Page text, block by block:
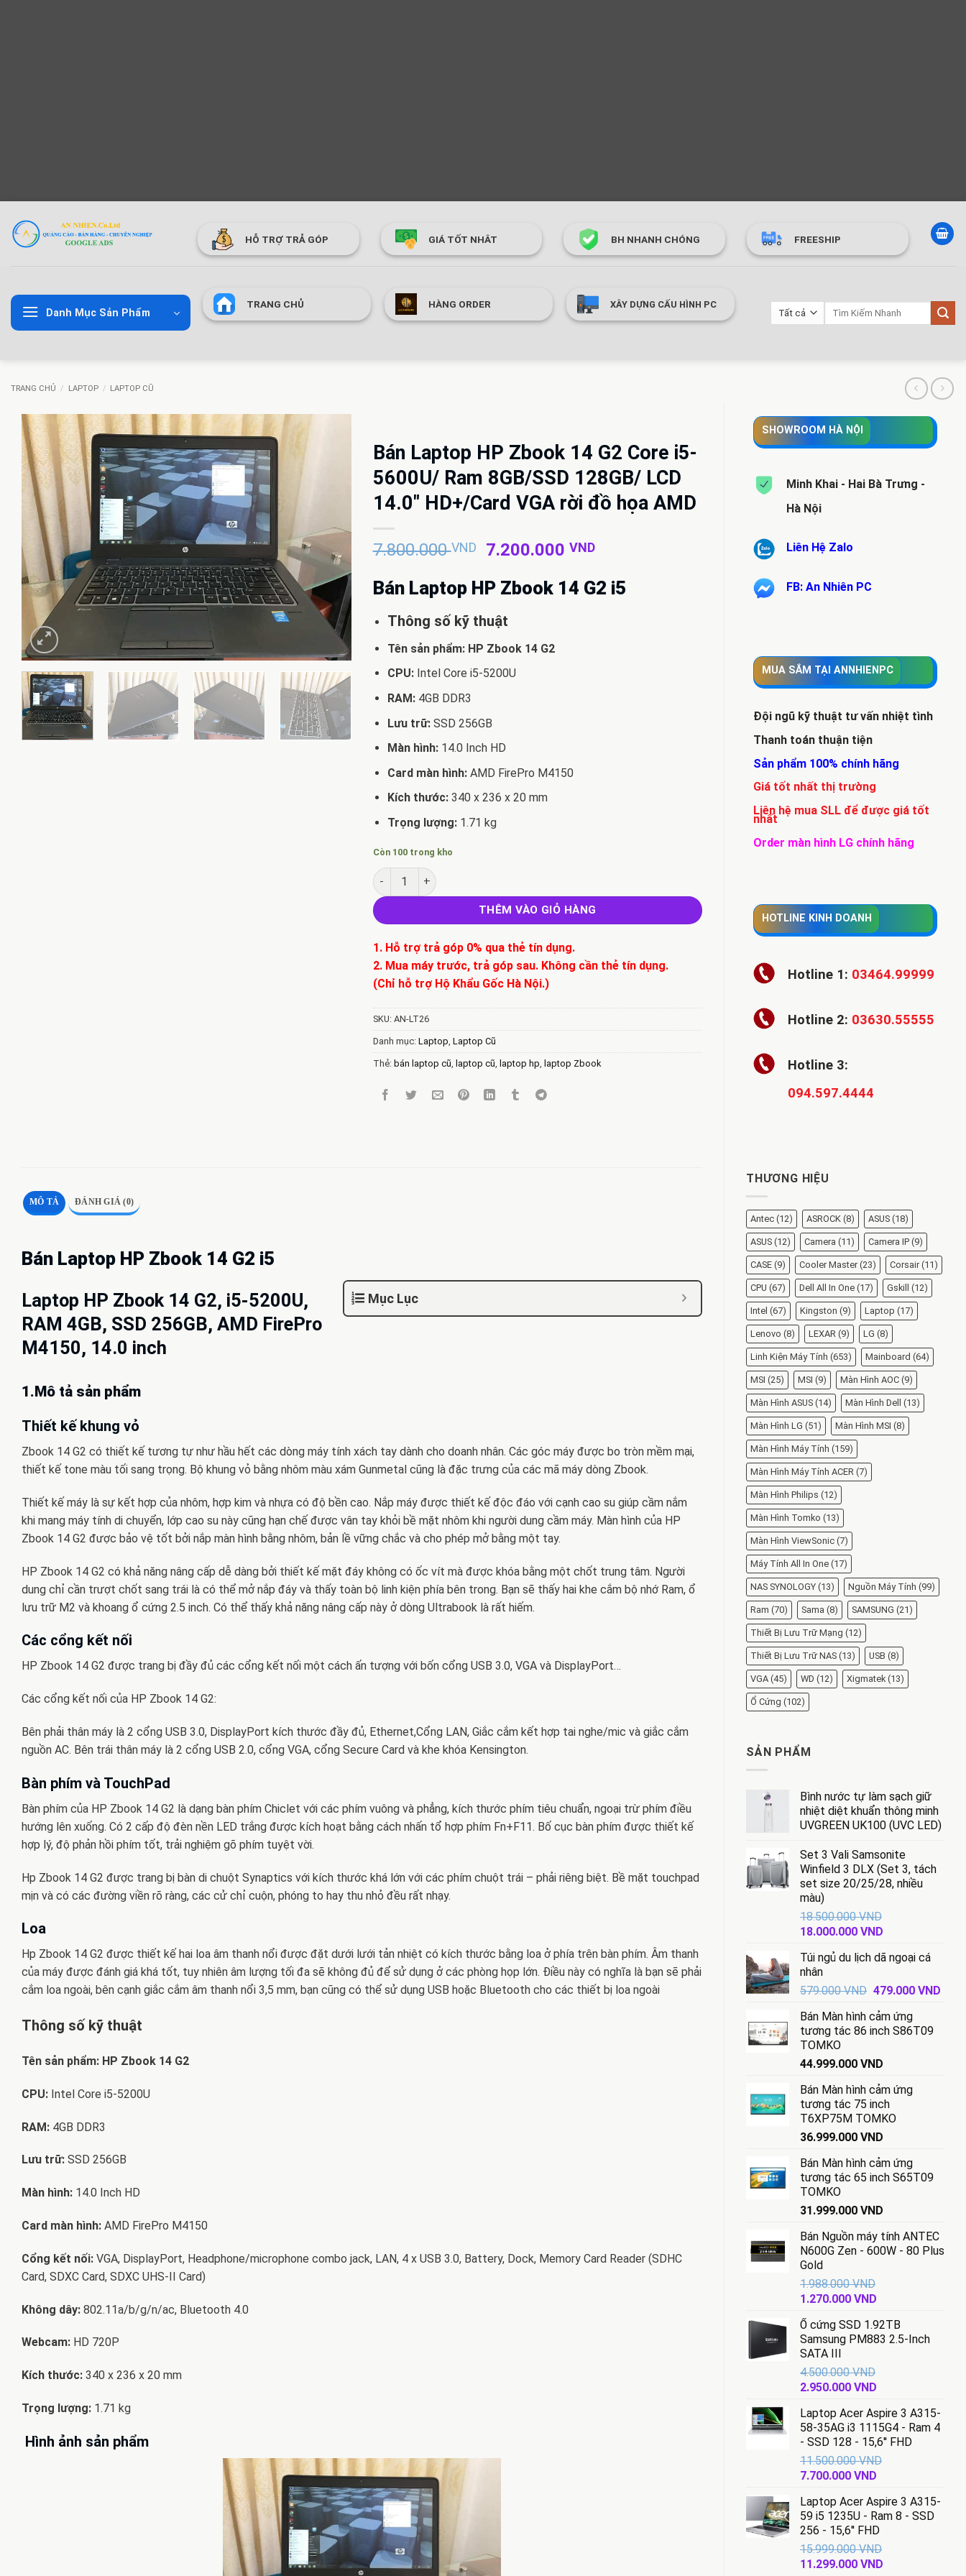
qua
HỖ TRỢ TRẢ GÓP GIÁ TỐT NHÂT BH NHANH CHÓNG FREESHIP
Danh Mục Sản Phẩm
TRANG CHỦ HÀNG ORDER XÂY DỰNG CẤU HÌNH PC
TRANG CHỦ / LAPTOP / LAPTOP CŨ
SHOWROOM HÀ NỘI
Minh Khai - Hai Bà Trưng -
Hà Nội
Liên Hệ Zalo
FB: An Nhiên PC
MUA SẮM TẠI ANNHIENPC
Đội ngũ kỹ thuật tư vấn nhiệt tình
Thanh toán thuận tiện
Sản phẩm 100% chính hãng
Giá tốt nhất thị trường
Liên hệ mua SLL để được giá tốt
nhất
Order màn hình LG chính hãng
HOTLINE KINH DOANH
Hotline 1: 03464.99999
Hotline 2: 03630.55555
Hotline 3:
094.597.4444
THƯƠNG HIỆU
Antec (12) ASROCK (8) ASUS (18)
ASUS (12) Camera (11) Camera IP (9)
CASE (9) Cooler Master (23) Corsair (11)
CPU (67) Dell All In One (17) Gskill (12)
Intel (67) Kingston (9) Laptop (17)
Lenovo (8) LEXAR (9) LG (8)
Linh Kiện Máy Tính (653) Mainboard (64)
MSI (25) MSI (9) Màn Hình AOC (9)
Màn Hình ASUS (14) Màn Hình Dell (13)
Màn Hình LG (51) Màn Hình MSI (8)
Màn Hình Máy Tính (159)
Màn Hình Máy Tính ACER (7)
Màn Hình Philips (12)
Màn Hình Tomko (13)
Màn Hình ViewSonic (7)
Máy Tính All In One (17)
NAS SYNOLOGY (13) Nguồn Máy Tính (99)
Ram (70) Sama (8) SAMSUNG (21)
Thiết Bị Lưu Trữ Mạng (12)
Thiết Bị Lưu Trữ NAS (13) USB (8)
VGA (45) WD (12) Xigmatek (13)
Ổ Cứng (102)
SẢN PHẨM
Bình nước tự làm sạch giữ
nhiệt diệt khuẩn thông minh
UVGREEN UK100 (UVC LED)
Set 3 Vali Samsonite
Winfield 3 DLX (Set 3, tách
set size 20/25/28, nhiều
màu)
18.500.000VND
Giá
là:
18.500.000 VND.
18.000.000 VND
tại
18.000.000 VND.
Túi ngủ du lịch dã ngoại cá
nhân
579.000VND Giá
là:
579.000 VND.
479.000 VNDGiá
Bán Màn hình cảm ứng
tương tác 86 inch S86T09
TOMKO
44.999.000 VND
Bán Màn hình cảm ứng
tương tác 75 inch
T6XP75M TOMKO
36.999.000 VND
Bán Màn hình cảm ứng
tương tác 65 inch S65T09
TOMKO
31.999.000 VND
Bán Nguồn máy tính ANTEC
N600G Zen - 600W - 80 Plus
Gold
1.988.000VND
Giá
là:
1.988.000 VND.
1.270.000 VND
tại
là:
Ổ cứng SSD 1.92TB
Samsung PM883 2.5-Inch
SATA III
4.500.000VND
Giá
là:
4.500.000 VND.
2.950.000 VND
tại
là:
2.950.000 VND.
Laptop Acer Aspire 3 A315-
58-35AG i3 1115G4 - Ram 4
- SSD 128 - 15,6'' FHD
11.500.000VND
Giá
là:
11.500.000 VND.
7.700.000 VND
tại
là:
7.700.000 VND.
Laptop Acer Aspire 3 A315-
59 i5 1235U - Ram 8 - SSD
256 - 15,6'' FHD
15.999.000VND
Giá
11.299.000 VND
Bán Laptop HP Zbook 14 G2 Core i5-
5600U/ Ram 8GB/SSD 128GB/ LCD
14.0″ HD+/Card VGA rời đồ họa AMD
7.800.000VND
Giá
là:
7.800.000 VND.
7.200.000 VNDGiá
tại
là:
Bán Laptop HP Zbook 14 G2 i5
Thông số kỹ thuật
Tên sản phẩm: HP Zbook 14 G2
CPU: Intel Core i5-5200U
RAM: 4GB DDR3
Lưu trữ: SSD 256GB
Màn hình: 14.0 Inch HD
Card màn hình: AMD FirePro M4150
Kích thước: 340 x 236 x 20 mm
Trọng lượng: 1.71 kg
Còn 100 trong kho
Bán Laptop HP Zbook 14 G2 Core i5-5600U/ Ram 8GB/SSD 128GB/ LCD 14.0″ HD+/Card VGA rời đồ họa AMD số lượng
THÊM VÀO GIỎ HÀNG
1. Hỗ trợ trả góp 0% qua thẻ tín dụng.
2. Mua máy trước, trả góp sau. Không cần thẻ tín dụng.
(Chỉ hỗ trợ Hộ Khẩu Gốc Hà Nội.)
SKU: AN-LT26
Danh mục: Laptop, Laptop Cũ
Thẻ: bán laptop cũ, laptop cũ, laptop hp, laptop Zbook
MÔ TẢ ĐÁNH GIÁ (0)
Bán Laptop HP Zbook 14 G2 i5
Mục Lục
Laptop HP Zbook 14 G2, i5-5200U,
RAM 4GB, SSD 256GB, AMD FirePro
M4150, 14.0 inch
1.Mô tả sản phẩm
Thiết kế khung vỏ
Zbook 14 G2 có thiết kế tương tự như hầu hết các dòng máy tính xách tay dành cho doanh nhân. Các góc máy được bo tròn mềm mại,
thiết kế tone màu tối sang trọng. Bộ khung vỏ bằng nhôm màu xám Gunmetal cũng là đặc trưng của các mã máy dòng Zbook.
Thiết kế máy là sự kết hợp của nhôm, hợp kim và nhựa có độ bền cao. Nắp máy được thiết kế độc đáo với cạnh cao su giúp cầm nắm
khi mang máy tính di chuyển, lớp cao su này cũng hạn chế được vân tay khỏi bề mặt nhôm khi người dung cầm máy. Màn hình của HP
Zbook 14 G2 được bảo vệ tốt bởi nắp màn hình bằng nhôm, bản lề vững chắc và cho phép mở bằng một tay.
HP Zbook 14 G2 có khả năng nâng cấp dễ dàng bởi thiết kế mặt đáy không có ốc vít mà được khóa bằng một chốt trung tâm. Người
dung chỉ cần trượt chốt sang trái là có thể mở nắp đáy và thấy toàn bộ linh kiện phía bên trong. Bạn sẽ thấy hai khe cắm bộ nhớ Ram, ổ
lưu trữ M2 và khoang ổ cứng 2.5 inch. Có thể thấy khả năng nâng cấp này ở dòng Ultrabook là rất hiếm.
Các cổng kết nối
HP Zbook 14 G2 được trang bị đầy đủ các cổng kết nối một cách ấn tượng với bốn cổng USB 3.0, VGA và DisplayPort…
Các cổng kết nối của HP Zbook 14 G2:
Bên phải thân máy là 2 cổng USB 3.0, DisplayPort kích thước đầy đủ, Ethernet,Cổng LAN, Giắc cắm kết hợp tai nghe/mic và giắc cắm
nguồn AC. Bên trái thân máy là 2 cổng USB 2.0, cổng VGA, cổng Secure Card và khe khóa Kensington.
Bàn phím và TouchPad
Bàn phím của HP Zbook 14 G2 là dạng bàn phím Chiclet với các phím vuông và phẳng, kích thước phím tiêu chuẩn, ngoại trừ phím điều
hướng lên xuống. Có 2 cấp độ đèn nền LED trắng được kích hoạt bằng cách nhấn tổ hợp phím Fn+F11. Bố cục bàn phím được thiết kế
hợp lý, độ phản hồi phím tốt, trải nghiệm gõ phím tuyệt vời.
Hp Zbook 14 G2 được trang bị bàn di chuột Synaptics với kích thước khá lớn với các phím chuột trái – phải riêng biệt. Bề mặt touchpad
mịn và có các đường viền rõ ràng, các cử chỉ cuộn, phóng to hay thu nhỏ đều rất nhạy.
Loa
Hp Zbook 14 G2 được thiết kế hai loa âm thanh nổi được đặt dưới lưới tản nhiệt có kích thước bằng loa ở phía trên bàn phím. Âm thanh
của máy được đánh giá khá tốt, tuy nhiên âm lượng tối đa sẽ không đủ để sử dụng ở các phòng họp lớn. Điều này có nghĩa là bạn sẽ phải
cắm loa ngoài, bên cạnh giắc cắm âm thanh nổi 3,5 mm, bạn cũng có thể sử dụng USB hoặc Bluetooth cho các thiết bị loa ngoài
Thông số kỹ thuật
Tên sản phẩm: HP Zbook 14 G2
CPU: Intel Core i5-5200U
RAM: 4GB DDR3
Lưu trữ: SSD 256GB
Màn hình: 14.0 Inch HD
Card màn hình: AMD FirePro M4150
Cổng kết nối: VGA, DisplayPort, Headphone/microphone combo jack, LAN, 4 x USB 3.0, Battery, Dock, Memory Card Reader (SDHC
Card, SDXC Card, SDXC UHS-II Card)
Không dây: 802.11a/b/g/n/ac, Bluetooth 4.0
Webcam: HD 720P
Kích thước: 340 x 236 x 20 mm
Trọng lượng: 1.71 kg
Hình ảnh sản phẩm